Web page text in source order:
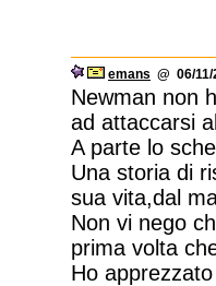
emans @ 06/
Newman non
ad attaccarsi
A parte lo
Una storia di
sua vita,dal
Non vi nego
prima volta
Ho